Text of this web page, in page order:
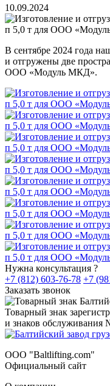
10.09.2024
В сентябре 2024 года
и отгружены две
ООО «Модуль МКД».
Нужна консультация ?
+7 (812) 603-76-78 +7
Заказать звонок
Товарный знак
и знаков обслуживания
ООО "Baltlifting.com"
Официальный сайт